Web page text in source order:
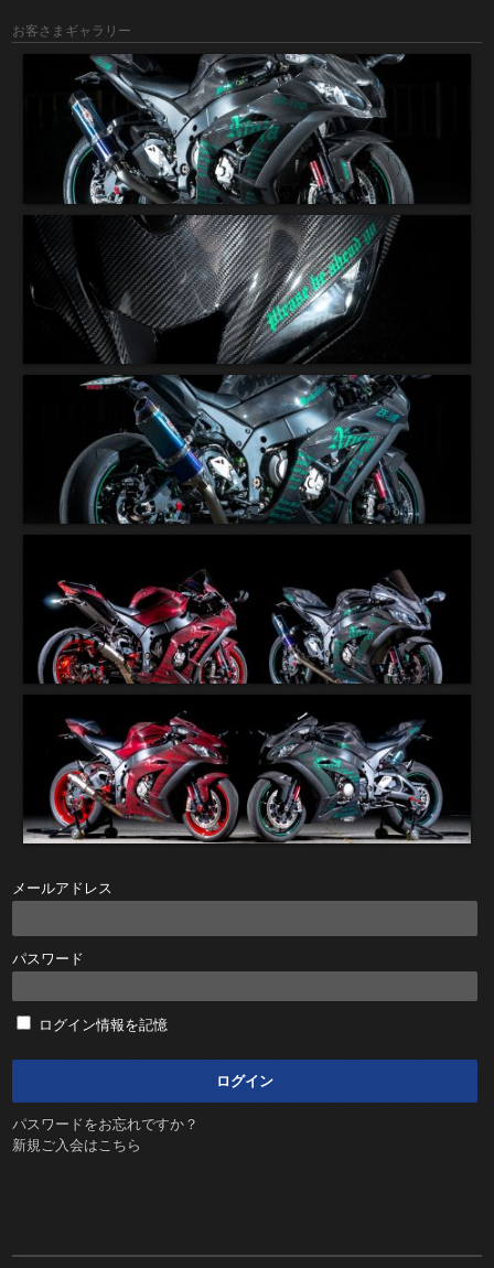
お客さまギャラリー
メールアドレス
パスワード
ログイン情報を記憶
パスワードをお忘れですか？
新規ご入会はこちら